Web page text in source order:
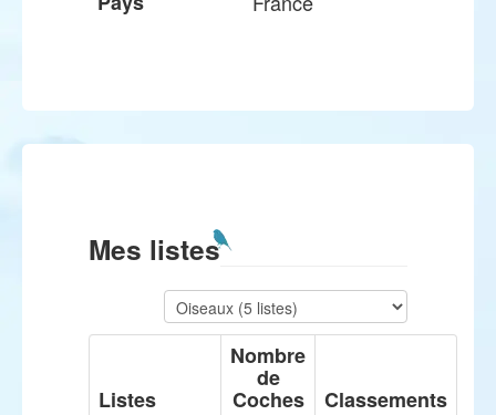
Mes listes
Listes
Nombre
de
Coches Classements